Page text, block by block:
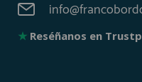
★Reséñanos en